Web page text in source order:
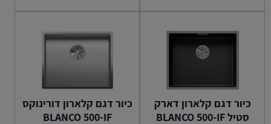
כיור דגם קלארון דארק
סטיל BLANCO 500-IF
כיור דגם קלארון דורינוקס
BLANCO 500-IF